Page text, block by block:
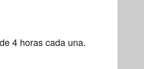
4 horas cada una.